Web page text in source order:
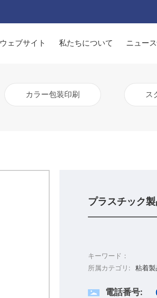
ウェブサイト 私たちについて ニュー
カラー包装印刷 ス
プラスチック
キーワード：
所属カテゴリ:
粘着製
電話番号: